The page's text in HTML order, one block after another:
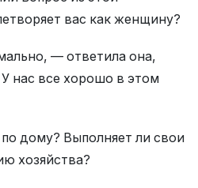
вас как женщину?
— ответила она,
нас все хорошо в этом
дому? Выполняет ли свои
хозяйства?